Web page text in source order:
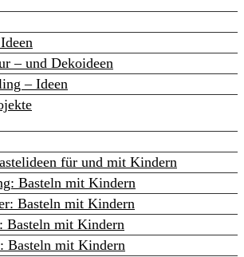
– und Dekoideen
– Ideen
für und mit Kindern
Basteln mit Kindern
Basteln mit Kindern
Basteln mit Kindern
Basteln mit Kindern